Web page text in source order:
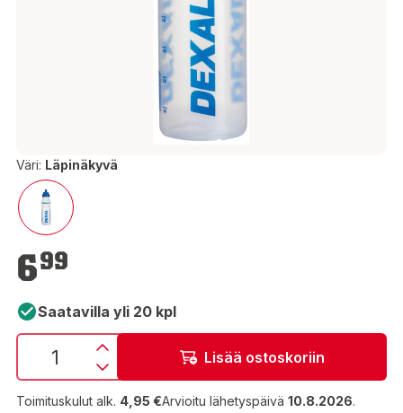
Väri: Läpinäkyvä
6,99 €
699
Saatavilla yli 20 kpl
Lisää ostoskoriin
Toimituskulut alk. 4,95 €Arvioitu lähetyspäivä 10.8.2026.